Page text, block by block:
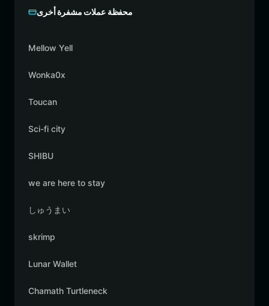
محفظة عملات مشفرة أخرى
Mellow Yell
Wonka0x
Toucan
Sci-fi city
SHIBU
we are here to stay
しゅうまい
skrimp
Lunar Wallet
Chamath Turtleneck